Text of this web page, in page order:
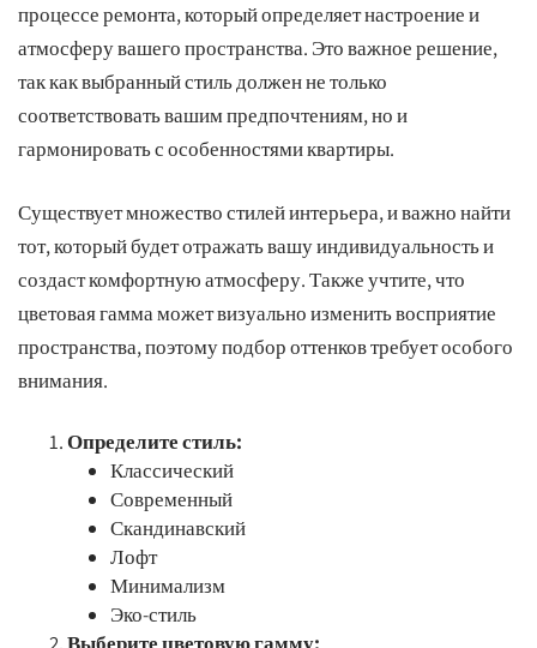
процессе ремонта, который определяет настроение и
атмосферу вашего пространства. Это важное решение,
так как выбранный стиль должен не только
соответствовать вашим предпочтениям, но и
гармонировать с особенностями квартиры.
Существует множество стилей интерьера, и важно найти
тот, который будет отражать вашу индивидуальность и
создаст комфортную атмосферу. Также учтите, что
цветовая гамма может визуально изменить восприятие
пространства, поэтому подбор оттенков требует особого
внимания.
Определите стиль:
Классический
Современный
Скандинавский
Лофт
Минимализм
Эко-стиль